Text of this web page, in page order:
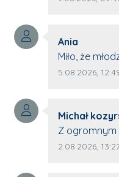
Autor
Ania
Treść
Miło, że
młode
z nim
Artur.
Data dodania
5.08.2026,
Autor
Michał
Treść
Z ogromnym
materiał. ❤️ Jestem naprawdę dumny z
Data dodania
2.08.2026,